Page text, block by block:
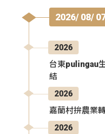
2026/ 08/
2026
台東pulingau
結
2026
嘉蘭村拚農業
2026